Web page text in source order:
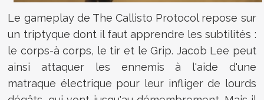
Le gameplay de The Callisto Protocol repose sur
un triptyque dont il faut apprendre les subtilités :
le corps-à corps, le tir et le Grip. Jacob Lee peut
ainsi attaquer les ennemis à l'aide d'une
matraque électrique pour leur infliger de lourds